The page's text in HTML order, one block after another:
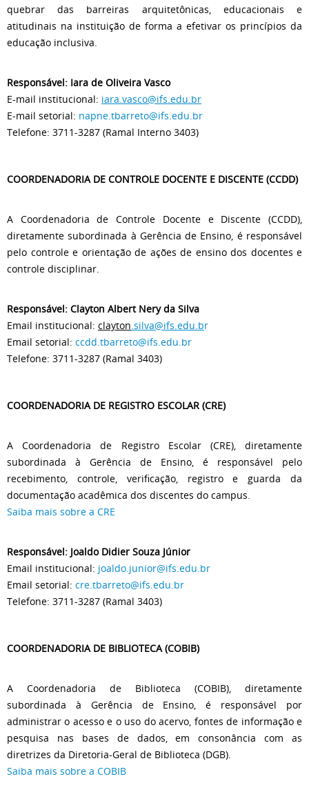
quebrar das barreiras arquitetônicas, educacionais e
atitudinais na instituição de forma a efetivar os princípios da
educação inclusiva.
Responsável: Iara de Oliveira Vasco
E-mail institucional: iara.vasco@ifs.edu.br
E-mail setorial: napne.tbarreto@ifs.edu.br
Telefone: 3711-3287 (Ramal Interno 3403)
COORDENADORIA DE CONTROLE DOCENTE E DISCENTE (CCDD)
A Coordenadoria de Controle Docente e Discente (CCDD),
diretamente subordinada à Gerência de Ensino, é responsável
pelo controle e orientação de ações de ensino dos docentes e
controle disciplinar.
Responsável: Clayton Albert Nery da Silva
Email institucional: clayton.silva@ifs.edu.br
Email setorial: ccdd.tbarreto@ifs.edu.br
Telefone: 3711-3287 (Ramal 3403)
COORDENADORIA DE REGISTRO ESCOLAR (CRE)
A Coordenadoria de Registro Escolar (CRE), diretamente
subordinada à Gerência de Ensino, é responsável pelo
recebimento, controle, verificação, registro e guarda da
documentação acadêmica dos discentes do campus.
Saiba mais sobre a CRE
Responsável: Joaldo Didier Souza Júnior
Email institucional: joaldo.junior@ifs.edu.br
Email setorial: cre.tbarreto@ifs.edu.br
Telefone: 3711-3287 (Ramal 3403)
COORDENADORIA DE BIBLIOTECA (COBIB)
A Coordenadoria de Biblioteca (COBIB), diretamente
subordinada à Gerência de Ensino, é responsável por
administrar o acesso e o uso do acervo, fontes de informação e
pesquisa nas bases de dados, em consonância com as
diretrizes da Diretoria-Geral de Biblioteca (DGB).
Saiba mais sobre a COBIB